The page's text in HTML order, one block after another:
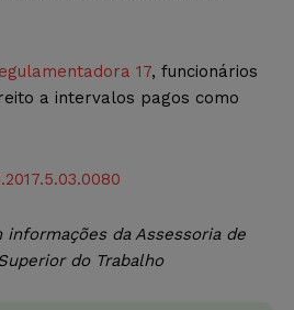
17, funcionários
a intervalos pagos como
informações da Assessoria de
do Trabalho